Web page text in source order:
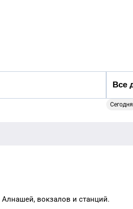
Сегодня
Алнашей, вокзалов и станций.